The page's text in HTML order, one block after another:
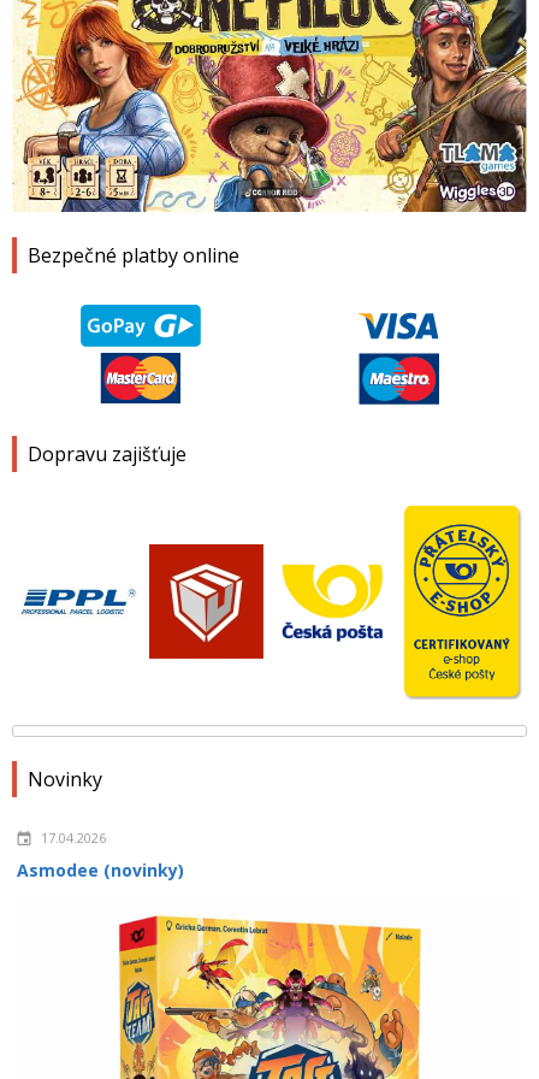
Bezpečné platby online
Dopravu zajišťuje
Novinky
17.04.2026
Asmodee (novinky)